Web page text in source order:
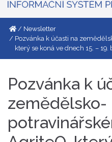
Newsletter
Pozvánka k účasti na
který se koná ve dnech 15. –
Pozvánka k
zemědělsko-